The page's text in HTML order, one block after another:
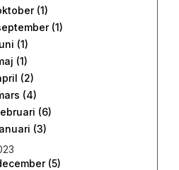
(1)
(1)
(1)
(1)
(2)
(4)
(6)
(3)
(5)